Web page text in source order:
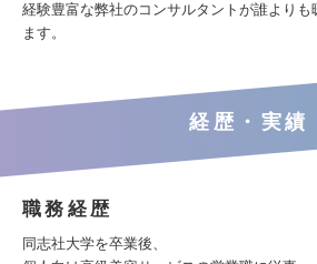
経験豊富な弊社のコンサルタントが誰よりも
ます。
経歴・実績
職務経歴
同志社大学を卒業後、